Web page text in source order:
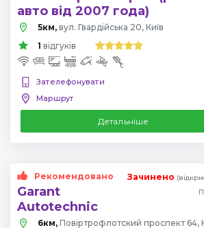
авто від 2007 года)
5км, вул. Гвардійська 20, Київ
1 відгуків
Зателефонувати
Маршрут
Детальніше
Рекомендовано
Garant
Autotechnic
Зачинено
6км,